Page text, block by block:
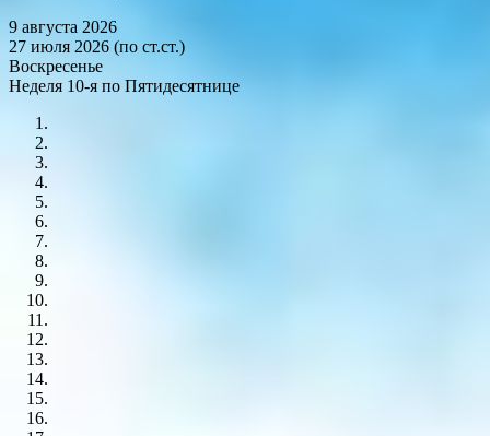
9 августа 2026
27 июля 2026 (по ст.ст.)
Воскресенье
Неделя 10-я по Пятидесятнице